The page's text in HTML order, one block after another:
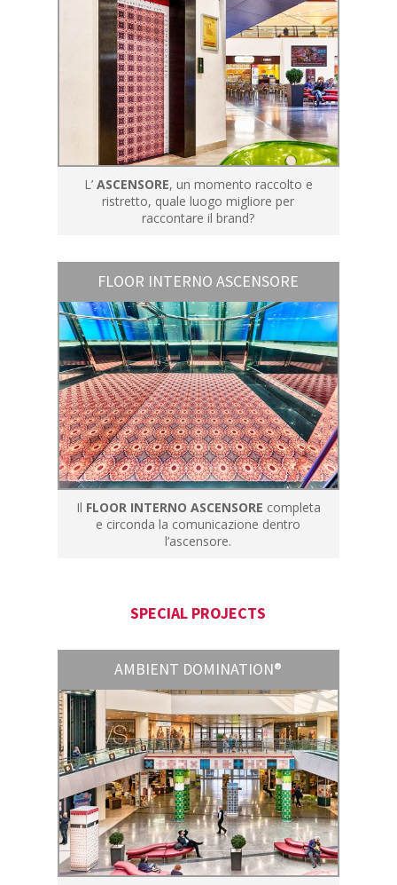
L’ ASCENSORE, un momento raccolto e
ristretto, quale luogo migliore per
raccontare il brand?
FLOOR INTERNO ASCENSORE
Il FLOOR INTERNO ASCENSORE completa
e circonda la comunicazione dentro
l’ascensore.
SPECIAL PROJECTS
AMBIENT DOMINATION®